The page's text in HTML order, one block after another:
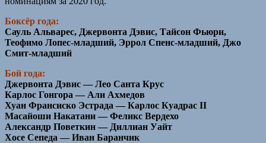
Боксёр года:
Сауль Альварес, Джервонта Дэвис, Тайсон Фьюри,
Теофимо Лопес-младший, Эррол Спенс-младший, Джо
Смит-младший
Бой года:
Джервонта Дэвис — Лео Санта Крус
Карлос Гонгора — Али Ахмедов
Хуан Франсиско Эстрада — Карлос Куадрас II
Масайоши Накатани — Феликс Вердехо
Александр Поветкин — Диллиан Уайт
Хосе Сепеда — Иван Баранчик